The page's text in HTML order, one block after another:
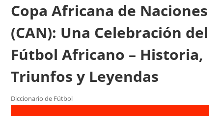
Copa Africana de Naciones
(CAN): Una Celebración del
Fútbol Africano – Historia,
Triunfos y Leyendas
Diccionario de Fútbol